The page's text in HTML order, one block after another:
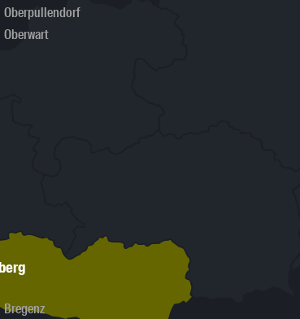
Oberpullendorf
Oberwart
Bregenz